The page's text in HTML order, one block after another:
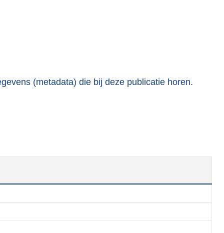
(metadata) die bij deze publicatie horen.